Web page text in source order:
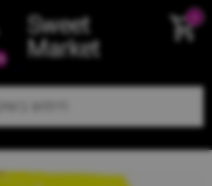
Sweet
Market